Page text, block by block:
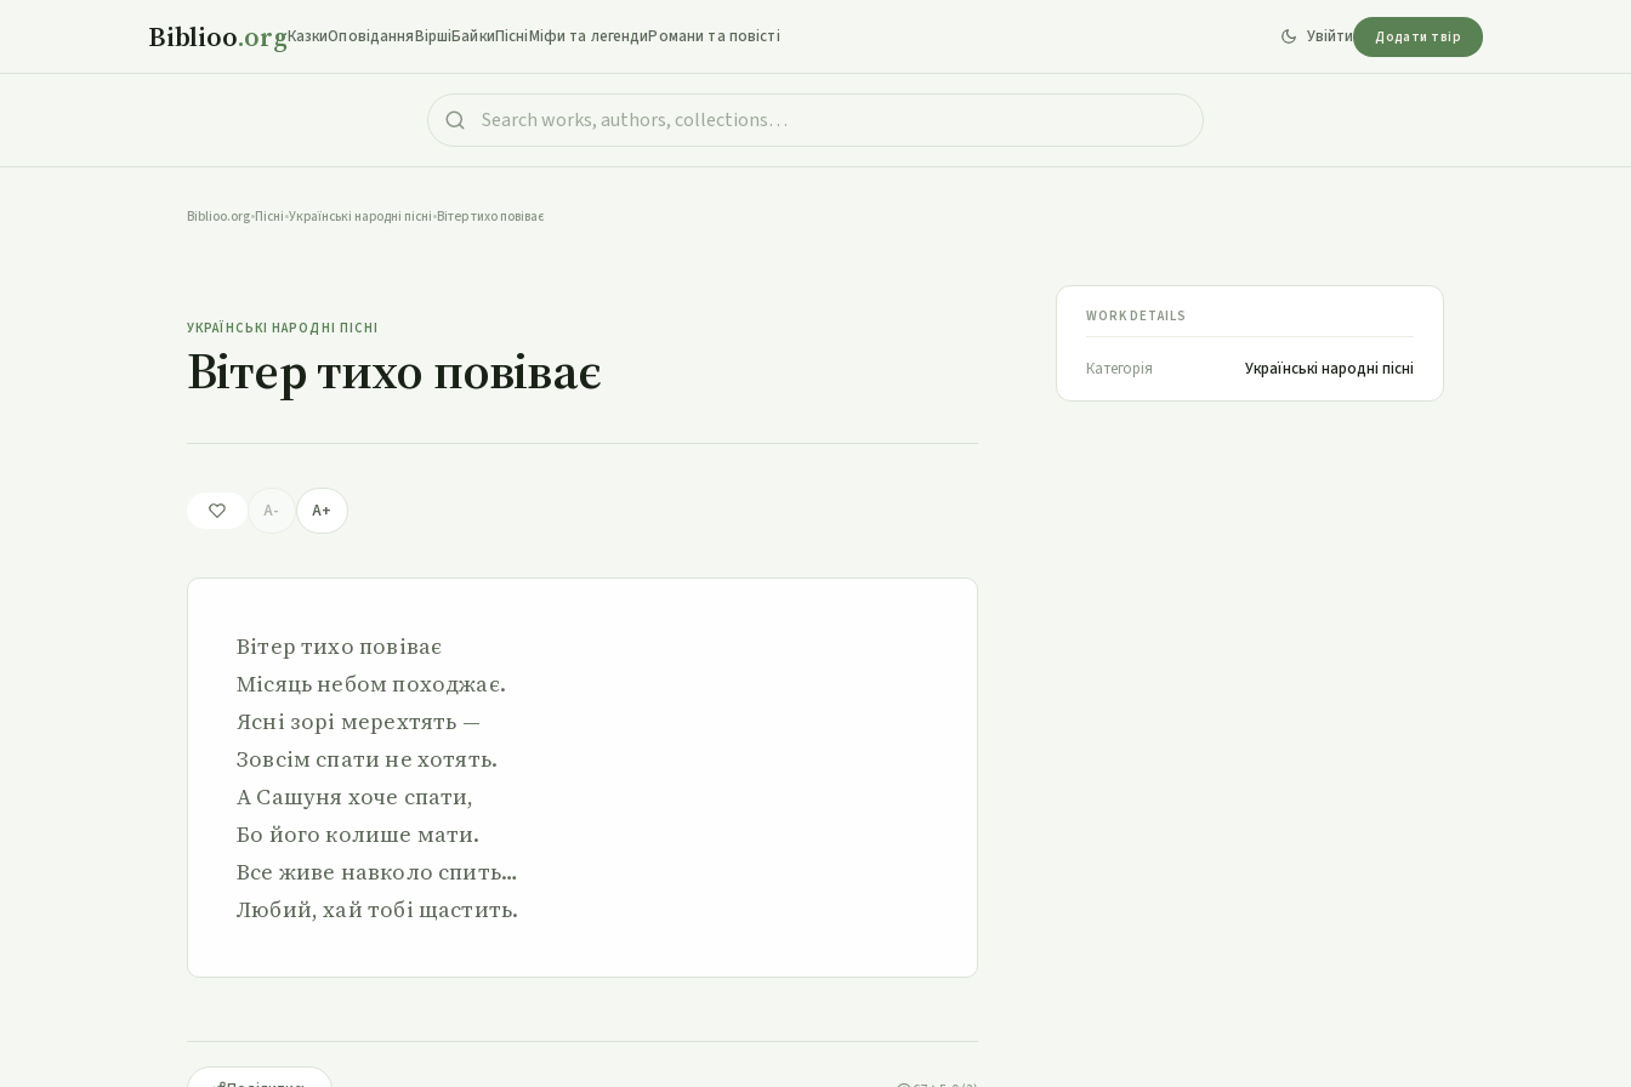
Biblioo.orgКазкиОповіданняВіршіБайкиПісніМіфи та легендиРомани та повісті Увійти Додати твір
Biblioo.org•Пісні•Українські народні пісні•Вітер тихо повіває
УКРАЇНСЬКІ НАРОДНІ ПІСНІ
Вітер тихо повіває
A- A+
Вітер тихо повіває
Місяць небом походжає.
Ясні зорі мерехтять —
Зовсім спати не хотять.
А Сашуня хоче спати,
Бо його колише мати.
Все живе навколо спить…
Любий, хай тобі щастить.
WORK DETAILS
Категорія Українські народні пісні